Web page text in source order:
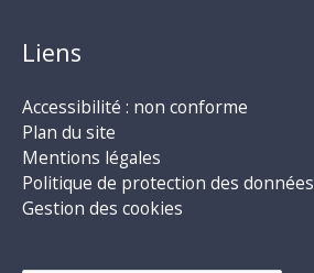
Liens
Accessibilité : non conforme
Plan du site
Mentions légales
Politique de protection des données
Gestion des cookies